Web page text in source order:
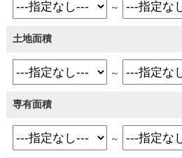
～
土地面積
～
専有面積
～